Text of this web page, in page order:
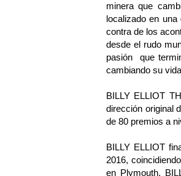
minera que
localizado en
contra de los
desde el rudo
pasión que
cambiando su
BILLY ELLIOT
dirección original
de 80 premios a
BILLY ELLIOT
2016,
en Plymouth.